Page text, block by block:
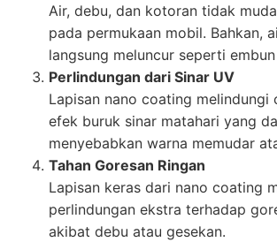
Air, debu, dan kotoran tidak
pada permukaan mobil. Bahkan,
langsung meluncur seperti
Perlindungan dari Sinar UV
Lapisan nano coating melindungi
efek buruk sinar matahari yang
menyebabkan warna memudar
Tahan Goresan Ringan
Lapisan keras dari nano coating
perlindungan ekstra terhadap
akibat debu atau gesekan.